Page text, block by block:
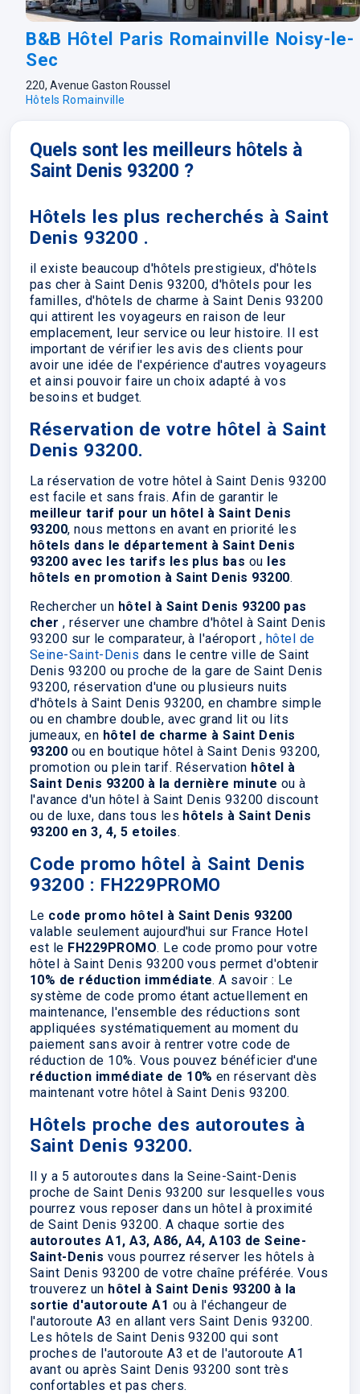
B&B Hôtel Paris Romainville Noisy-le-
Sec
220, Avenue Gaston Roussel
Hôtels Romainville
Quels sont les meilleurs hôtels à
Saint Denis 93200 ?
Hôtels les plus recherchés à Saint
Denis 93200 .
il existe beaucoup d'hôtels prestigieux, d'hôtels
pas cher à Saint Denis 93200, d'hôtels pour les
familles, d'hôtels de charme à Saint Denis 93200
qui attirent les voyageurs en raison de leur
emplacement, leur service ou leur histoire. Il est
important de vérifier les avis des clients pour
avoir une idée de l'expérience d'autres voyageurs
et ainsi pouvoir faire un choix adapté à vos
besoins et budget.
Réservation de votre hôtel à Saint
Denis 93200.
La réservation de votre hôtel à Saint Denis 93200
est facile et sans frais. Afin de garantir le
meilleur tarif pour un hôtel à Saint Denis
93200, nous mettons en avant en priorité les
hôtels dans le département à Saint Denis
93200 avec les tarifs les plus bas ou les
hôtels en promotion à Saint Denis 93200.
Rechercher un hôtel à Saint Denis 93200 pas
cher , réserver une chambre d'hôtel à Saint Denis
93200 sur le comparateur, à l'aéroport , hôtel de
Seine-Saint-Denis dans le centre ville de Saint
Denis 93200 ou proche de la gare de Saint Denis
93200, réservation d'une ou plusieurs nuits
d'hôtels à Saint Denis 93200, en chambre simple
ou en chambre double, avec grand lit ou lits
jumeaux, en hôtel de charme à Saint Denis
93200 ou en boutique hôtel à Saint Denis 93200,
promotion ou plein tarif. Réservation hôtel à
Saint Denis 93200 à la dernière minute ou à
l'avance d'un hôtel à Saint Denis 93200 discount
ou de luxe, dans tous les hôtels à Saint Denis
93200 en 3, 4, 5 etoiles.
Code promo hôtel à Saint Denis
93200 : FH229PROMO
Le code promo hôtel à Saint Denis 93200
valable seulement aujourd'hui sur France Hotel
est le FH229PROMO. Le code promo pour votre
hôtel à Saint Denis 93200 vous permet d'obtenir
10% de réduction immédiate. A savoir : Le
système de code promo étant actuellement en
maintenance, l'ensemble des réductions sont
appliquées systématiquement au moment du
paiement sans avoir à rentrer votre code de
réduction de 10%. Vous pouvez bénéficier d'une
réduction immédiate de 10% en réservant dès
maintenant votre hôtel à Saint Denis 93200.
Hôtels proche des autoroutes à
Saint Denis 93200.
Il y a 5 autoroutes dans la Seine-Saint-Denis
proche de Saint Denis 93200 sur lesquelles vous
pourrez vous reposer dans un hôtel à proximité
de Saint Denis 93200. A chaque sortie des
autoroutes A1, A3, A86, A4, A103 de Seine-
Saint-Denis vous pourrez réserver les hôtels à
Saint Denis 93200 de votre chaîne préférée. Vous
trouverez un hôtel à Saint Denis 93200 à la
sortie d'autoroute A1 ou à l'échangeur de
l'autoroute A3 en allant vers Saint Denis 93200.
Les hôtels de Saint Denis 93200 qui sont
proches de l'autoroute A3 et de l'autoroute A1
avant ou après Saint Denis 93200 sont très
confortables et pas chers.